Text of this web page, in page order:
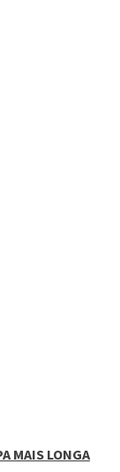
MAIS LONGA